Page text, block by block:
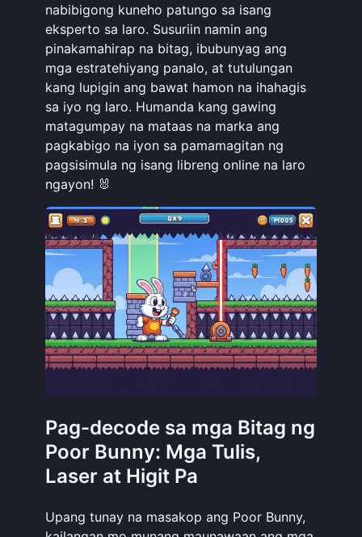
nabibigong kuneho patungo sa isang
eksperto sa laro. Susuriin namin ang
pinakamahirap na bitag, ibubunyag ang
mga estratehiyang panalo, at tutulungan
kang lupigin ang bawat hamon na ihahagis
sa iyo ng laro. Humanda kang gawing
matagumpay na mataas na marka ang
pagkabigo na iyon sa pamamagitan ng
pagsisimula ng isang libreng online na laro
ngayon! 🐰
Pag-decode sa mga Bitag ng
Poor Bunny: Mga Tulis,
Laser at Higit Pa
Upang tunay na masakop ang Poor Bunny,